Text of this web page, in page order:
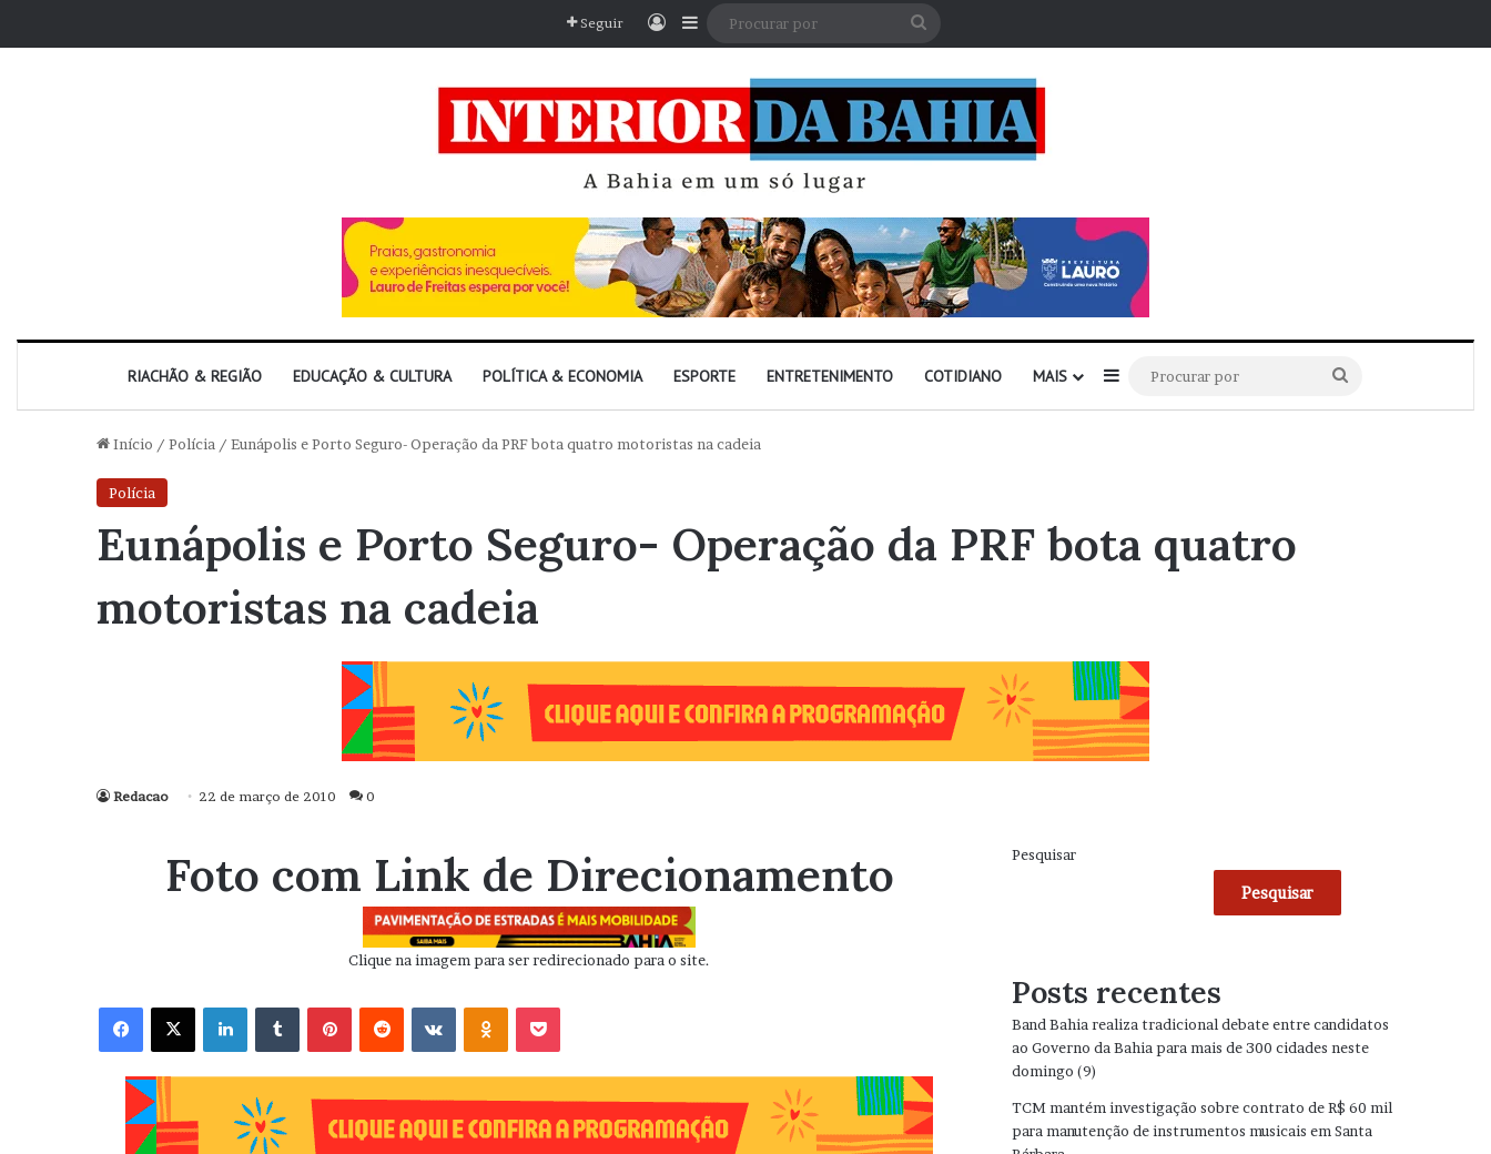
Seguir EntrarBarra Lateral
RIACHÃO & REGIÃO EDUCAÇÃO & CULTURA POLÍTICA & ECONOMIA ESPORTE ENTRETENIMENTO COTIDIANO MAIS Barra Lateral
por
Início / Polícia / Eunápolis e Porto Seguro- Operação da PRF bota quatro motoristas na cadeia
Polícia
Eunápolis e Porto Seguro- Operação da PRF bota quatro
motoristas na cadeia
Redacao 22 de março de 2010 0
Foto com Link de Direcionamento
Clique na imagem para ser redirecionado para o site.
Facebook X Linkedin VK OK
Pesquisar
Pesquisar
Posts recentes
Band Bahia realiza tradicional debate entre candidatos
ao Governo da Bahia para mais de 300 cidades neste
domingo (9)
TCM mantém investigação sobre contrato de R$ 60 mil
para manutenção de instrumentos musicais em Santa